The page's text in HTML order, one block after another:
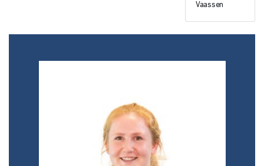
Vaassen